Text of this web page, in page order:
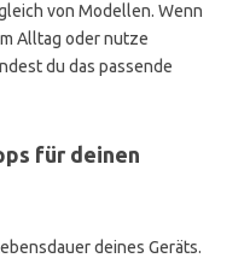
von Modellen. Wenn
Alltag oder nutze
du das passende
für deinen
deines Geräts.